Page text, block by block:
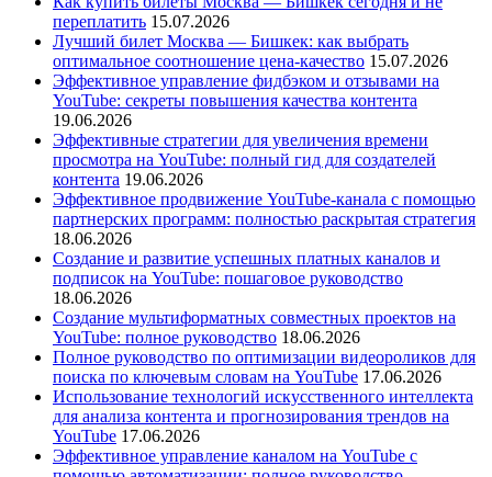
переплатить 15.07.2026
Лучший билет Москва — Бишкек: как выбрать
оптимальное соотношение цена-качество 15.07.2026
Эффективное управление фидбэком и отзывами на
YouTube: секреты повышения качества контента
19.06.2026
Эффективные стратегии для увеличения времени
просмотра на YouTube: полный гид для создателей
контента 19.06.2026
Эффективное продвижение YouTube-канала с помощью
партнерских программ: полностью раскрытая стратегия
18.06.2026
Создание и развитие успешных платных каналов и
подписок на YouTube: пошаговое руководство
18.06.2026
Создание мультиформатных совместных проектов на
YouTube: полное руководство 18.06.2026
Полное руководство по оптимизации видеороликов для
поиска по ключевым словам на YouTube 17.06.2026
Использование технологий искусственного интеллекта
для анализа контента и прогнозирования трендов на
YouTube 17.06.2026
Эффективное управление каналом на YouTube с